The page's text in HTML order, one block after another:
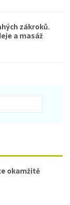
zákroků.
a masáž
okamžitě